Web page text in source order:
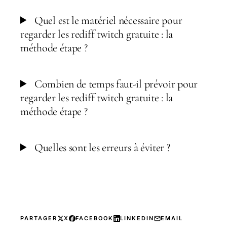
Quel est le matériel nécessaire pour
regarder les rediff twitch gratuite : la
méthode étape ?
Combien de temps faut-il prévoir pour
regarder les rediff twitch gratuite : la
méthode étape ?
Quelles sont les erreurs à éviter ?
PARTAGER X FACEBOOK LINKEDIN EMAIL